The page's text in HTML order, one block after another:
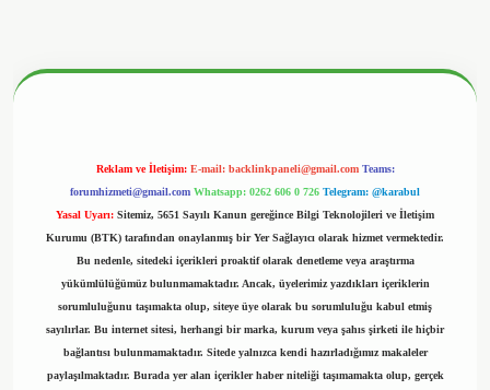
Reklam ve İletişim: E-mail: backlinkpaneli@gmail.com Teams:
forumhizmeti@gmail.com Whatsapp: 0262 606 0 726 Telegram: @karabul
Yasal Uyarı: Sitemiz, 5651 Sayılı Kanun gereğince Bilgi Teknolojileri ve İletişim
Kurumu (BTK) tarafından onaylanmış bir Yer Sağlayıcı olarak hizmet vermektedir.
Bu nedenle, sitedeki içerikleri proaktif olarak denetleme veya araştırma
yükümlülüğümüz bulunmamaktadır. Ancak, üyelerimiz yazdıkları içeriklerin
sorumluluğunu taşımakta olup, siteye üye olarak bu sorumluluğu kabul etmiş
sayılırlar. Bu internet sitesi, herhangi bir marka, kurum veya şahıs şirketi ile hiçbir
bağlantısı bulunmamaktadır. Sitede yalnızca kendi hazırladığımız makaleler
paylaşılmaktadır. Burada yer alan içerikler haber niteliği taşımamakta olup, gerçek